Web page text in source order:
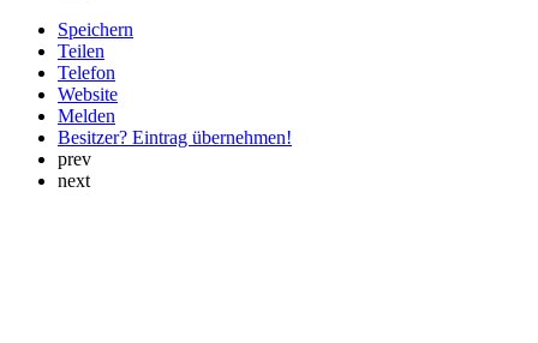
Speichern
Teilen
Telefon
Website
Melden
Besitzer? Eintrag übernehmen!
prev
next